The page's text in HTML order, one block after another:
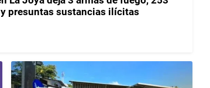
presuntas sustancias ilícitas